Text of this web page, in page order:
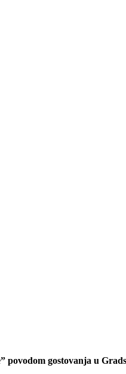
gostovanja u